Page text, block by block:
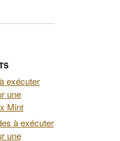
exécuter
une
Mint
à exécuter
une